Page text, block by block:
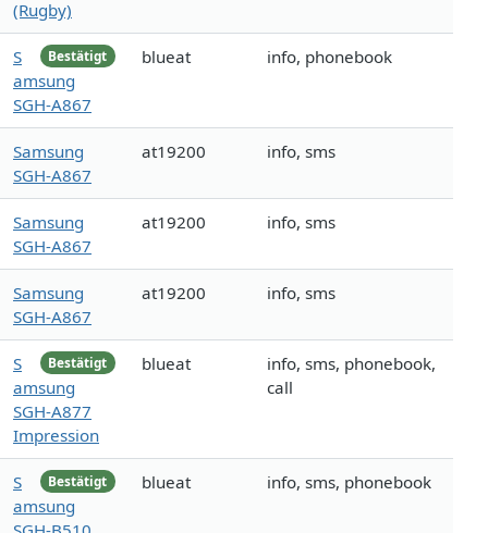
(Rugby)
Bestätigt
S
amsung
SGH-A867
blueat info, phonebook
Samsung
SGH-A867
at19200 info, sms
Samsung
SGH-A867
at19200 info, sms
Samsung
SGH-A867
at19200 info, sms
Bestätigt
S
amsung
SGH-A877
Impression
blueat
info, sms, phonebook,
call
Bestätigt
S
amsung
blueat info, sms, phonebook